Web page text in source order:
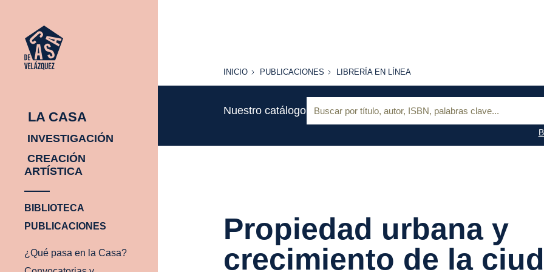
LA CASA
INVESTIGACIÓN
CREACIÓN
ARTÍSTICA
BIBLIOTECA
PUBLICACIONES
¿Qué pasa en la Casa?
INICIO
INICIO PUBLICACIONES
PUBLICACIONES
LIBRERÍA
LÍNEA
LIBRERÍA EN LÍNEA
Nuestro catálogo
Propiedad urbana y
crecimiento de la